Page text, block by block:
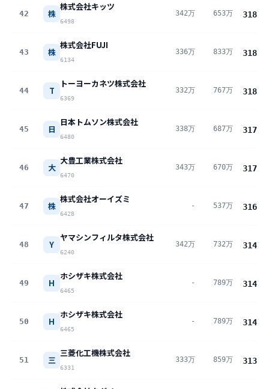
42 株
株式会社キッツ
6498
342万 653万 318
43 株
株式会社FUJI
6134
336万 833万 318
44 T
トーヨーカネツ株式会社
6369
332万 767万 318
45 日
日本トムソン株式会社
6480
338万 687万 317
46 大
大豊工業株式会社
6470
343万 670万 317
47 株
株式会社オーイズミ
6428
- 537万 316
48 Y
ヤマシンフィルタ株式会社
6240
342万 732万 314
49 H
ホシザキ株式会社
6465
- 789万 314
50 H
ホシザキ株式会社
6465
- 789万 314
51 三
三菱化工機株式会社
6331
333万 859万 313